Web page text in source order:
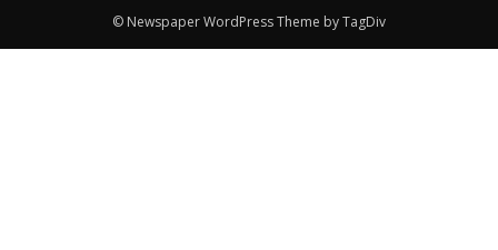
© Newspaper WordPress Theme by TagDiv